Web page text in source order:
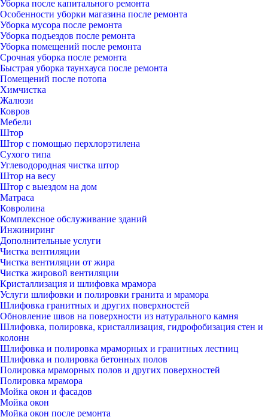
Уборка после капитального ремонта
Особенности уборки магазина после ремонта
Уборка мусора после ремонта
Уборка подъездов после ремонта
Уборка помещений после ремонта
Срочная уборка после ремонта
Быстрая уборка таунхауса после ремонта
Помещений после потопа
Химчистка
Жалюзи
Ковров
Мебели
Штор
Штор с помощью перхлорэтилена
Сухого типа
Углеводородная чистка штор
Штор на весу
Штор с выездом на дом
Матраса
Ковролина
Комплексное обслуживание зданий
Инжиниринг
Дополнительные услуги
Чистка вентиляции
Чистка вентиляции от жира
Чистка жировой вентиляции
Кристаллизация и шлифовка мрамора
Услуги шлифовки и полировки гранита и мрамора
Шлифовка гранитных и других поверхностей
Обновление швов на поверхности из натурального камня
Шлифовка, полировка, кристаллизация, гидрофобизация стен и
колонн
Шлифовка и полировка мраморных и гранитных лестниц
Шлифовка и полировка бетонных полов
Полировка мраморных полов и других поверхностей
Полировка мрамора
Мойка окон и фасадов
Мойка окон
Мойка окон после ремонта